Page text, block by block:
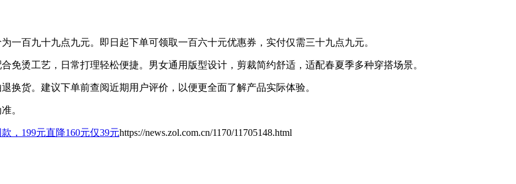
一百九十九点九元。即日起下单可领取一百六十元优惠券，实付仅需三十九点九元。
免烫工艺，日常打理轻松便捷。男女通用版型设计，剪裁简约舒适，适配春夏季多种穿搭场景。
货。建议下单前查阅近期用户评价，以便更全面了解产品实际体验。
。
，199元直降160元仅39元https://news.zol.com.cn/1170/11705148.html